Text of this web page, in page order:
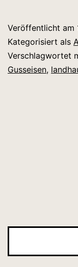
Veröffentlicht am
Kategorisiert als
Verschlagwortet
Gusseisen,